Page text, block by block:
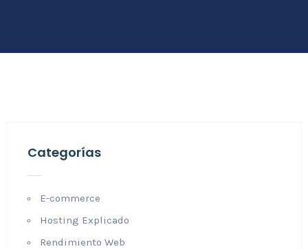
Categorías
E-commerce
Hosting Explicado
Rendimiento Web